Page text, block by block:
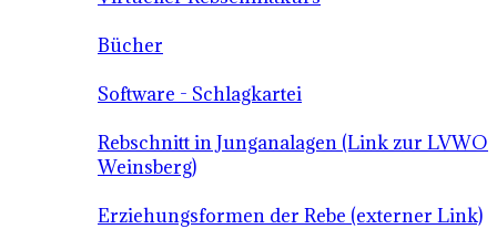
Bücher
Software - Schlagkartei
Rebschnitt in Junganalagen (Link zur LVWO
Weinsberg)
Erziehungsformen der Rebe (externer Link)